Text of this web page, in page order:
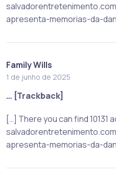
apresenta-memorias-da-
Family Wills
1 de junho de 2025
… [Trackback]
[…] There you can find 10131
apresenta-memorias-da-